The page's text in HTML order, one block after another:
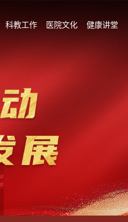
科教工作 医院文化 健康讲堂